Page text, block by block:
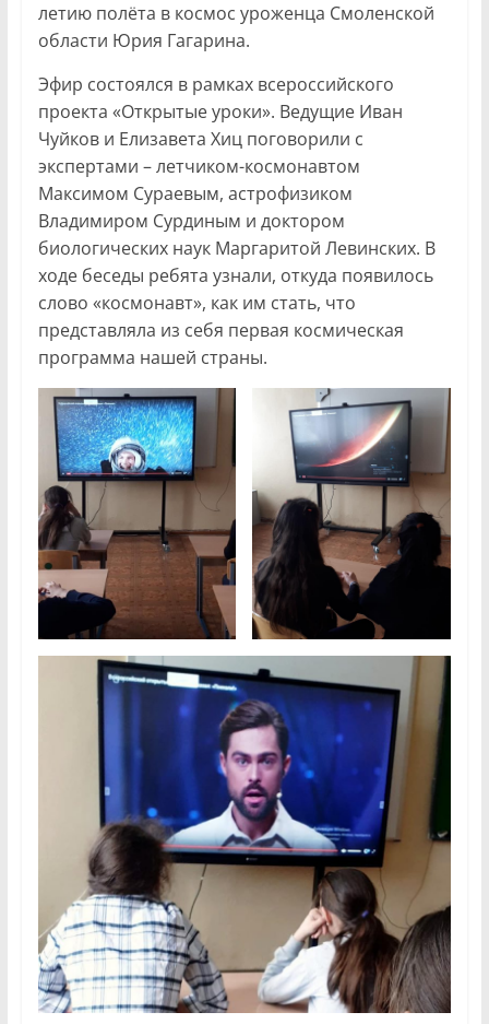
летию полёта в космос уроженца Смоленской
области Юрия Гагарина.
Эфир состоялся в рамках всероссийского
проекта «Открытые уроки». Ведущие Иван
Чуйков и Елизавета Хиц поговорили с
экспертами – летчиком-космонавтом
Максимом Сураевым, астрофизиком
Владимиром Сурдиным и доктором
биологических наук Маргаритой Левинских. В
ходе беседы ребята узнали, откуда появилось
слово «космонавт», как им стать, что
представляла из себя первая космическая
программа нашей страны.